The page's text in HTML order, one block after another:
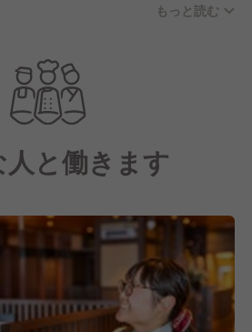
焼肉や一品料理をリーズナブルな
メント性あふれる焼肉の食空間
客様においしさと楽しさをお届
もっと読む
人と働きます